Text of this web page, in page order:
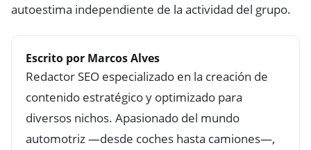
autoestima independiente de la actividad del grupo.
Escrito por Marcos Alves
Redactor SEO especializado en la creación de
contenido estratégico y optimizado para
diversos nichos. Apasionado del mundo
automotriz —desde coches hasta camiones—,